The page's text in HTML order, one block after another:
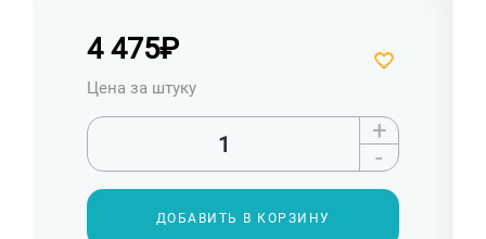
4 475₽
Цена за штуку
+
-
ДОБАВИТЬ В КОРЗИНУ